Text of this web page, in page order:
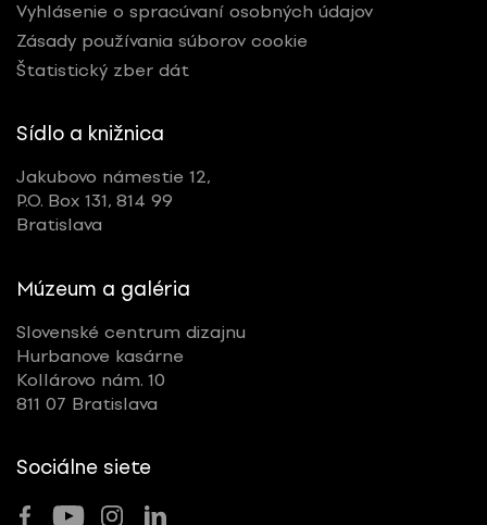
Vyhlásenie o spracúvaní osobných údajov
Zásady používania súborov cookie
Štatistický zber dát
Sídlo a knižnica
Jakubovo námestie 12,
P.O. Box 131, 814 99
Bratislava
Múzeum a galéria
Slovenské centrum dizajnu
Hurbanove kasárne
Kollárovo nám. 10
811 07 Bratislava
Sociálne siete